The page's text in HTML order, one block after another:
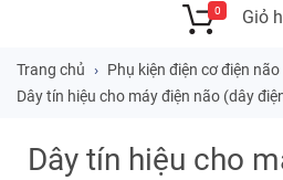
0 Giỏ
Trang chủ
Phụ kiện điện cơ điện não
Dây tín hiệu cho máy điện não (dây
Dây tín hiệu cho